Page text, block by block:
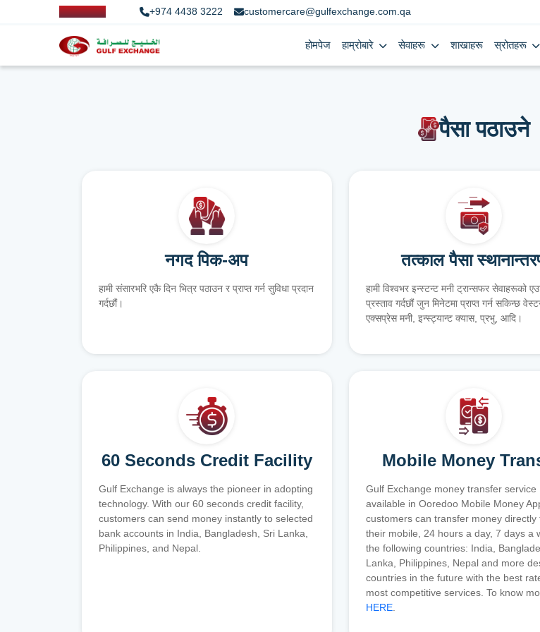
+974 4438 3222 customercare@gulfexchange.com.qa
होमपेज हाम्रोबारे सेवाहरू शाखाहरू स्रोतहरू
पैसा पठाउने
नगद पिक-अप
हामी संसारभरि एकै दिन भित्र पठाउन र प्राप्त गर्न सुविधा प्रदान
गर्दछौं।
तत्काल पैसा
हामी विश्वभर इन्स्टन्ट मनी ट्रान्सफर सेवाहरूको
प्रस्ताव गर्दछौं जुन मिनेटमा प्राप्त गर्न सकिन्छ
एक्सप्रेस मनी, इन्स्ट्यान्ट क्यास, प्रभु, आदि।
60 Seconds Credit Facility
Gulf Exchange is always the pioneer in adopting
technology. With our 60 seconds credit facility,
customers can send money instantly to selected
bank accounts in India, Bangladesh, Sri Lanka,
Philippines, and Nepal.
Mobile Money
Gulf Exchange money transfer service
available in Ooredoo Mobile Money
customers can transfer money directly
their mobile, 24 hours a day, 7 days a
the following countries: India,
Lanka, Philippines, Nepal and more
countries in the future with the best
most competitive services. To know
HERE.